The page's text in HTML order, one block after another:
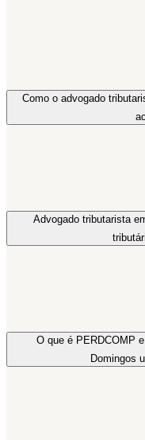
Como o advogado
Advogado tributarista
O que é PERDCOMP
Domingos